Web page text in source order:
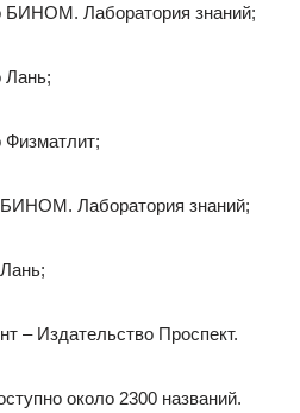
БИНОМ. Лаборатория знаний;
Лань;
Лаборатория знаний;
– Издательство Проспект.
около 2300 названий.